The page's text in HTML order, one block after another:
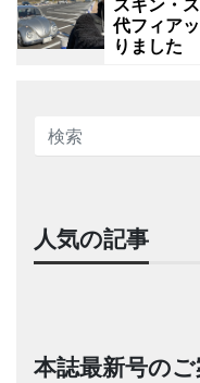
代フィア
りました
人気の記事
本誌最新号のご